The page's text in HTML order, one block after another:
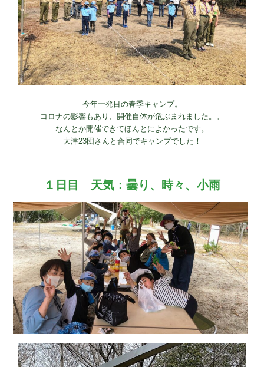
今年一発目の春季キャンプ。
コロナの影響もあり、開催自体が危ぶまれました。。
なんとか開催できてほんとによかったです。
大津23団さんと合同でキャンプでした！
１日目 天気：曇り、時々、小雨